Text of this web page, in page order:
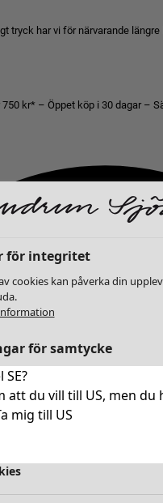
tryck har vi för närvarande
750 kr* – Öppet köp i 30 dagar –
att du vill till US, men du
mig till US
för integritet
cookies kan påverka din
för samtycke
cookies